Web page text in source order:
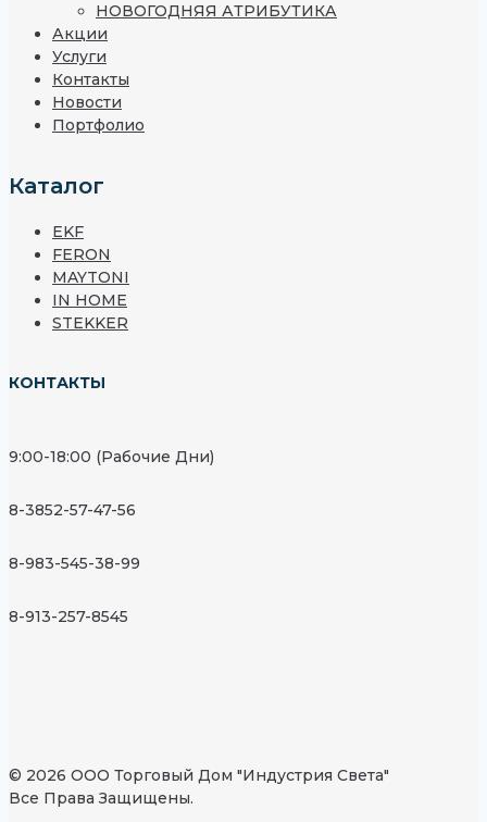
НОВОГОДНЯЯ АТРИБУТИКА
Акции
Услуги
Контакты
Новости
Портфолио
Каталог
EKF
FERON
MAYTONI
IN HOME
STEKKER
КОНТАКТЫ
9:00-18:00 (Рабочие Дни)
8-3852-57-47-56
8-983-545-38-99
8-913-257-8545
© 2026 ООО Торговый Дом "Индустрия Света"
Все Права Защищены.